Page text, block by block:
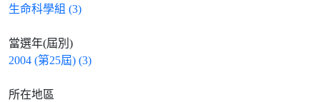
生命科學組 (3)
當選年(屆別)
2004 (第25屆) (3)
所在地區